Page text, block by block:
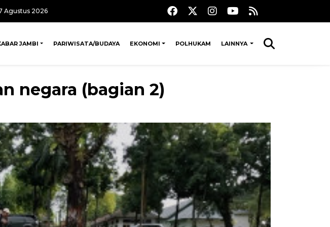
Agustus 2026
JAMBI PARIWISATA/BUDAYA EKONOMI POLHUKAM LAINNYA
negara (bagian 2)